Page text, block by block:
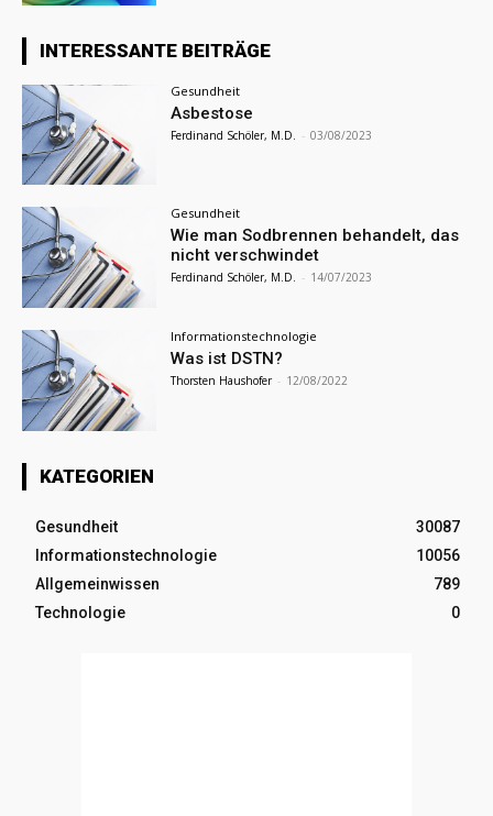
INTERESSANTE BEITRÄGE
Gesundheit
Asbestose
Ferdinand Schöler, M.D. - 03/08/2023
Gesundheit
Wie man Sodbrennen behandelt, das
nicht verschwindet
Ferdinand Schöler, M.D. - 14/07/2023
Informationstechnologie
Was ist DSTN?
Thorsten Haushofer - 12/08/2022
KATEGORIEN
Gesundheit
30087
Informationstechnologie
10056
Allgemeinwissen
789
Technologie
0